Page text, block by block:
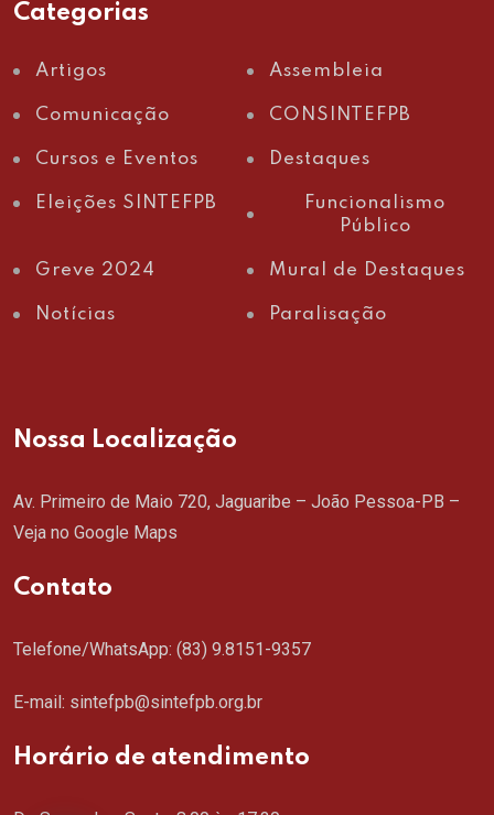
Categorias
Artigos Assembleia
Comunicação CONSINTEFPB
Cursos e Eventos Destaques
Eleições SINTEFPB
Funcionalismo
Público
Greve 2024 Mural de Destaques
Notícias Paralisação
Nossa Localização
Av. Primeiro de Maio 720, Jaguaribe – João Pessoa-PB –
Veja no Google Maps
Contato
Telefone/WhatsApp: (83) 9.8151-9357
E-mail: sintefpb@sintefpb.org.br
Horário de atendimento